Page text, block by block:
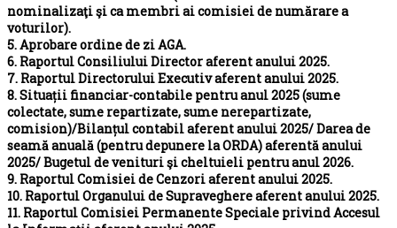
nominalizaţi şi ca membri ai comisiei de numărare a
voturilor).
5. Aprobare ordine de zi AGA.
6. Raportul Consiliului Director aferent anului 2025.
7. Raportul Directorului Executiv aferent anului 2025.
8. Situații financiar-contabile pentru anul 2025 (sume
colectate, sume repartizate, sume nerepartizate,
comision)/Bilanțul contabil aferent anului 2025/ Darea de
seamă anuală (pentru depunere la ORDA) aferentă anului
2025/ Bugetul de venituri şi cheltuieli pentru anul 2026.
9. Raportul Comisiei de Cenzori aferent anului 2025.
10. Raportul Organului de Supraveghere aferent anului 2025.
11. Raportul Comisiei Permanente Speciale privind Accesul